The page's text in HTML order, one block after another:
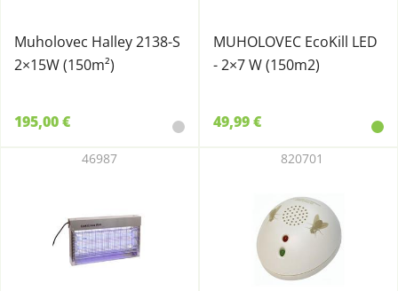
Muholovec Halley 2138-S
2×15W (150m²)
195,00 €
MUHOLOVEC EcoKill LED
- 2×7 W (150m2)
49,99 €
46987 820701